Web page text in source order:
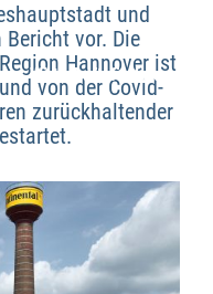
Wirtschaftsförderung
und
vor. Die
Hannover ist
von der Covid-
zurückhaltender